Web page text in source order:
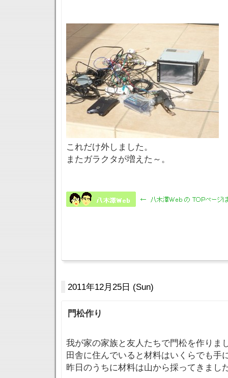
これだけ外しました。
またガラクタが増えた～。
2011年12月25日 (Sun)
門松作り
我が家の家族と友人たちで門松を作りま
田舎に住んでいると材料はいくらでも手
昨日のうちに材料は山から採ってきまし